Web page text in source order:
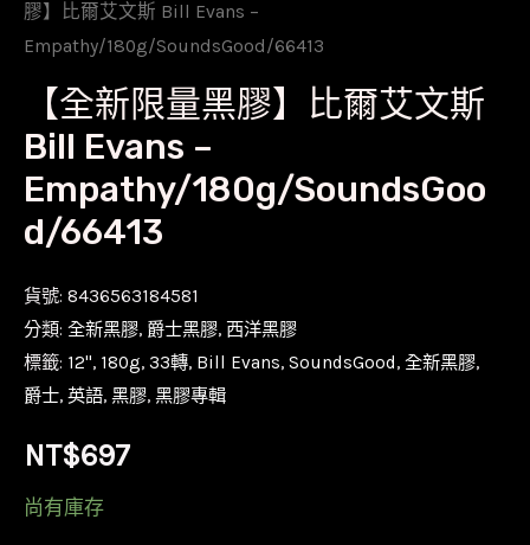
膠】比爾艾文斯 Bill Evans –
Empathy/180g/SoundsGood/66413
【全新限量黑膠】比爾艾文斯
Bill Evans –
Empathy/180g/SoundsGoo
d/66413
貨號: 8436563184581
分類: 全新黑膠, 爵士黑膠, 西洋黑膠
標籤: 12'', 180g, 33轉, Bill Evans, SoundsGood, 全新黑膠,
爵士, 英語, 黑膠, 黑膠專輯
NT$697
尚有庫存